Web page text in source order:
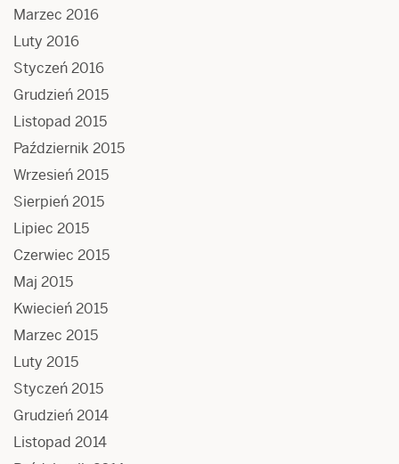
Marzec 2016
Luty 2016
Styczeń 2016
Grudzień 2015
Listopad 2015
Październik 2015
Wrzesień 2015
Sierpień 2015
Lipiec 2015
Czerwiec 2015
Maj 2015
Kwiecień 2015
Marzec 2015
Luty 2015
Styczeń 2015
Grudzień 2014
Listopad 2014